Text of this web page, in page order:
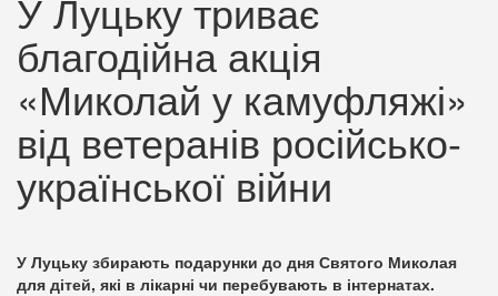
У Луцьку триває
благодійна акція
«Миколай у камуфляжі»
від ветеранів російсько-
української війни
У Луцьку збирають подарунки до дня Святого Миколая
для дітей, які в лікарні чи перебувають в інтернатах.